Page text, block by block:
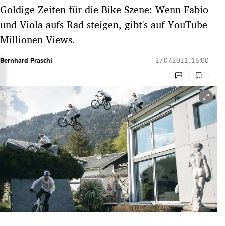
Untermenü
Untermenü
Untermenü
Untermenü
Untermenü
Untermenü
Untermenü
Goldige Zeiten für die Bike-Szene: Wenn Fabio
und Viola aufs Rad steigen, gibt's auf YouTube
Millionen Views.
Bernhard Praschl 27.07.2021, 16:00
Copyright-Hinweis öffnen/schließen